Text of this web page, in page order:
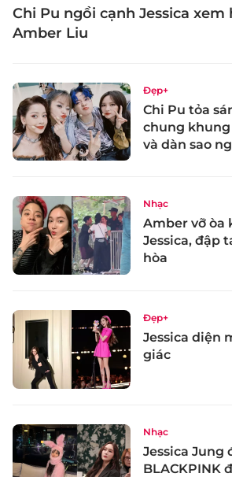
Chi Pu ngồi cạnh Jessica xem
Amber Liu
Đẹp+
Chi Pu tỏa
chung khung
và dàn sao
Nhạc
Amber vỡ òa
Jessica, đập
hòa
Đẹp+
Jessica diện
giác
Nhạc
Jessica Jung
BLACKPINK